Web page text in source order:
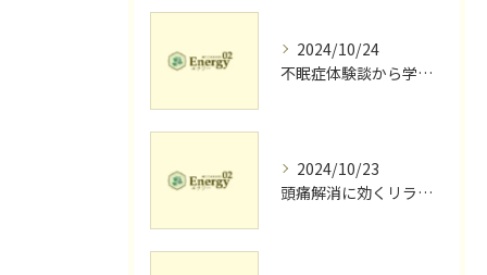
2024/10/24
不眠症体験談から学ぶ睡眠質向上法
2024/10/23
頭痛解消に効くリラク体験談